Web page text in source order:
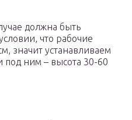
должна быть
что рабочие
значит устанавливаем
под ним – высота 30-60